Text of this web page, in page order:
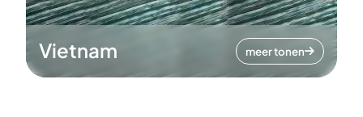
Vietnam meer tonen